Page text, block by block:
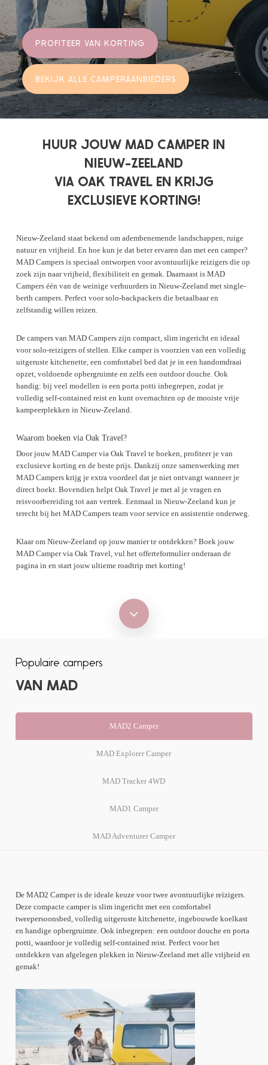
PROFITEER VAN KORTING
BEKIJK ALLE CAMPERAANBIEDERS
HUUR JOUW MAD CAMPER IN
NIEUW-ZEELAND
VIA OAK TRAVEL EN KRIJG
EXCLUSIEVE KORTING!
Nieuw-Zeeland staat bekend om adembenemende landschappen, ruige
natuur en vrijheid. En hoe kun je dat beter ervaren dan met een camper?
MAD Campers is speciaal ontworpen voor avontuurlijke reizigers die op
zoek zijn naar vrijheid, flexibiliteit en gemak. Daarnaast is MAD
Campers één van de weinige verhuurders in Nieuw-Zeeland met single-
berth campers. Perfect voor solo-backpackers die betaalbaar en
zelfstandig willen reizen.
De campers van MAD Campers zijn compact, slim ingericht en ideaal
voor solo-reizigers of stellen. Elke camper is voorzien van een volledig
uitgeruste kitchenette, een comfortabel bed dat je in een handomdraai
opzet, voldoende opbergruimte en zelfs een outdoor douche. Ook
handig: bij veel modellen is een porta potti inbegrepen, zodat je
volledig self-contained reist en kunt overnachten op de mooiste vrije
kampeerplekken in Nieuw-Zeeland.
Waarom boeken via Oak Travel?
Door jouw MAD Camper via Oak Travel te boeken, profiteer je van
exclusieve korting en de beste prijs. Dankzij onze samenwerking met
MAD Campers krijg je extra voordeel dat je niet ontvangt wanneer je
direct boekt. Bovendien helpt Oak Travel je met al je vragen en
reisvoorbereiding tot aan vertrek. Eenmaal in Nieuw-Zeeland kun je
terecht bij het MAD Campers team voor service en assistentie onderweg.
Klaar om Nieuw-Zeeland op jouw manier te ontdekken? Boek jouw
MAD Camper via Oak Travel, vul het offerteformulier onderaan de
pagina in en start jouw ultieme roadtrip met korting!
Navigate
section
Populaire campers
VAN MAD
MAD2 Camper
MAD Explorer Camper
MAD Tracker 4WD
MAD1 Camper
MAD Adventurer Camper
De MAD2 Camper is de ideale keuze voor twee avontuurlijke reizigers.
Deze compacte camper is slim ingericht met een comfortabel
tweepersoonsbed, volledig uitgeruste kitchenette, ingebouwde koelkast
en handige opbergruimte. Ook inbegrepen: een outdoor douche en porta
potti, waardoor je volledig self-contained reist. Perfect voor het
ontdekken van afgelegen plekken in Nieuw-Zeeland met alle vrijheid en
gemak!